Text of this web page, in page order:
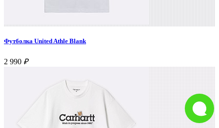
Футболка United Athle Blank
2 990 ₽